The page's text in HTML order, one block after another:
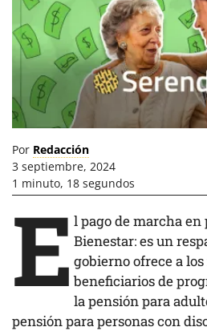
Por Redacción
3 septiembre, 2024
1 minuto, 18 segundos
El pago de marcha en
Bienestar: es un
gobierno ofrece a
beneficiarios de
la pensión para
pensión para personas con